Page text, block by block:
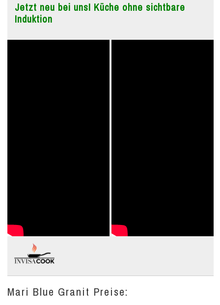
Jetzt neu bei uns! Küche ohne sichtbare
Induktion
Mari Blue Granit Preise: